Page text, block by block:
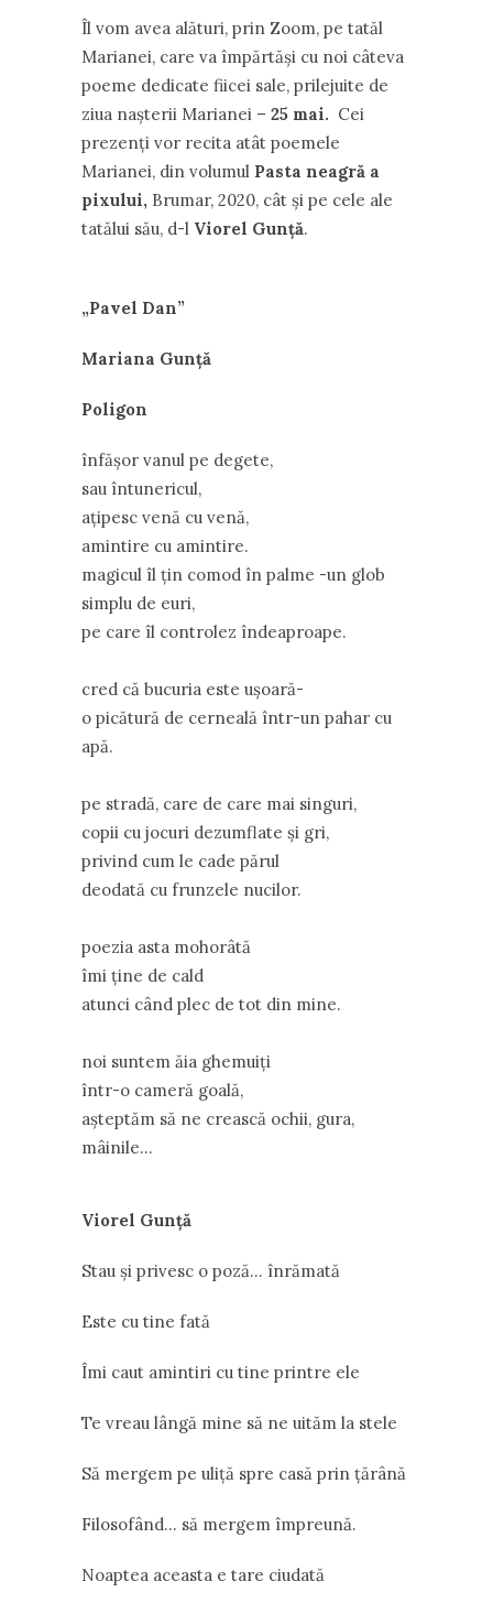
Îl vom avea alături, prin Zoom, pe tatăl
Marianei, care va împărtăși cu noi câteva
poeme dedicate fiicei sale, prilejuite de
ziua nașterii Marianei – 25 mai. Cei
prezenți vor recita atât poemele
Marianei, din volumul Pasta neagră a
pixului, Brumar, 2020, cât și pe cele ale
tatălui său, d-l Viorel Gunță.
„Pavel Dan”
Mariana Gunță
Poligon
înfășor vanul pe degete,
sau întunericul,
ațipesc venă cu venă,
amintire cu amintire.
magicul îl țin comod în palme -un glob
simplu de euri,
pe care îl controlez îndeaproape.
cred că bucuria este ușoară-
o picătură de cerneală într-un pahar cu
apă.
pe stradă, care de care mai singuri,
copii cu jocuri dezumflate și gri,
privind cum le cade părul
deodată cu frunzele nucilor.
poezia asta mohorâtă
îmi ține de cald
atunci când plec de tot din mine.
noi suntem ăia ghemuiți
într-o cameră goală,
așteptăm să ne crească ochii, gura,
mâinile…
Viorel Gunță
Stau și privesc o poză… înrămată
Este cu tine fată
Îmi caut amintiri cu tine printre ele
Te vreau lângă mine să ne uităm la stele
Să mergem pe uliță spre casă prin țărână
Filosofând… să mergem împreună.
Noaptea aceasta e tare ciudată